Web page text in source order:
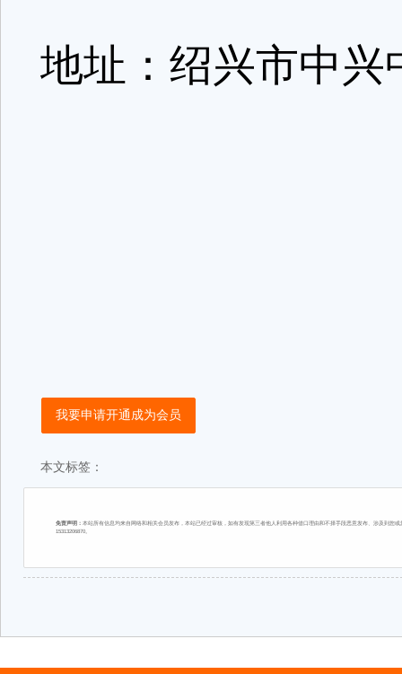
地址：绍兴市中
我要申请开通成为会员
本文标签：
免责声明： 本站所有信息均来自网络和相关会员发布，本站已经过审核，如有发现第三者他人利用各种借口理由和不择手段恶意发布、涉及到
15313206870。